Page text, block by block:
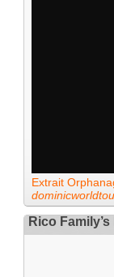
Extrait
Rico